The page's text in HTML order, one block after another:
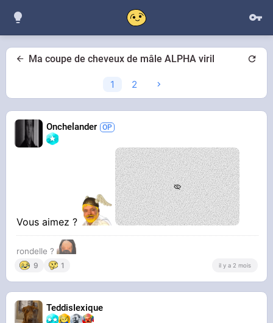
Ma coupe de cheveux de mâle ALPHA viril
1 2
Onchelander
Vous aimez ?
rondelle ?
9 1 il y a 2 mois
TeddisIexique